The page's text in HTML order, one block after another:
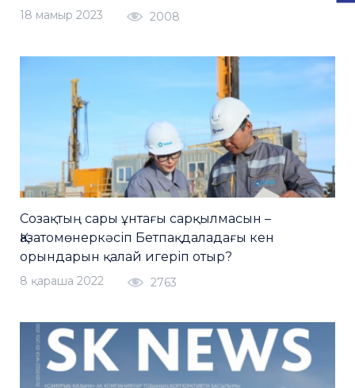
18 мамыр 2023 2008
Созақтың сары ұнтағы сарқылмасын –
Қазатомөнеркәсіп Бетпақдаладағы кен
орындарын қалай игеріп отыр?
8 қараша 2022 2763